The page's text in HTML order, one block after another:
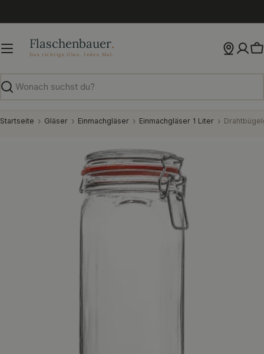
Inhalt
Suchen
Startseite Gläser Einmachgläser Einmachgläser 1 Liter